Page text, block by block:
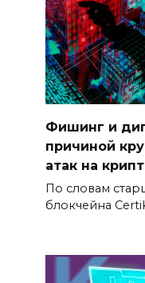
Фишинг и
причиной
атак на
По словам
блокчейна